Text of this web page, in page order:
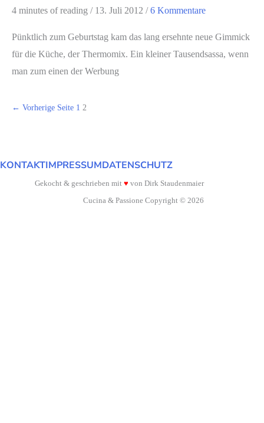
4 minutes of reading / 13. Juli 2012 /6 Kommentare
Pünktlich zum Geburtstag kam das lang ersehnte neue Gimmick
für die Küche, der Thermomix. Ein kleiner Tausendsassa, wenn
man zum einen der Werbung
Beitragsnavigation
← Vorherige Seite 1 2
KONTAKTIMPRESSUMDATENSCHUTZ
Gekocht & geschrieben mit ♥ von Dirk Staudenmaier
Cucina & Passione Copyright © 2026